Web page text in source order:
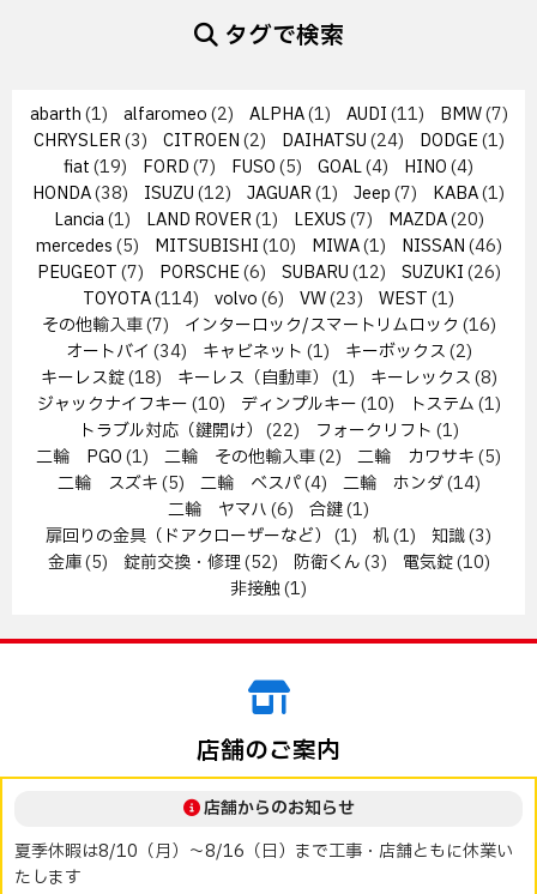
タグで検索
abarth(1) alfaromeo(2) ALPHA(1) AUDI(11) BMW(7)
CHRYSLER(3) CITROEN(2) DAIHATSU(24) DODGE(1)
fiat(19) FORD(7) FUSO(5) GOAL(4) HINO(4)
HONDA(38) ISUZU(12) JAGUAR(1) Jeep(7) KABA(1)
Lancia(1) LAND ROVER(1) LEXUS(7) MAZDA(20)
mercedes(5) MITSUBISHI(10) MIWA(1) NISSAN(46)
PEUGEOT(7) PORSCHE(6) SUBARU(12) SUZUKI(26)
TOYOTA(114) volvo(6) VW(23) WEST(1)
その他輸入車(7) インターロック/スマートリムロック (16)
オートバイ (34) キャビネット (1) キーボックス(2)
キーレス錠(18) キーレス（自動車） (1) キーレックス(8)
ジャックナイフキー(10) ディンプルキー(10) トステム(1)
トラブル対応（鍵開け） (22) フォークリフト (1)
二輪 PGO(1) 二輪 その他輸入車(2) 二輪 カワサキ(5)
二輪 スズキ(5) 二輪 ベスパ(4) 二輪 ホンダ(14)
二輪 ヤマハ(6) 合鍵(1)
扉回りの金具（ドアクローザーなど） (1) 机(1) 知識(3)
金庫(5) 錠前交換・修理(52) 防衛くん(3) 電気錠(10)
非接触(1)
店舗のご案内
店舗からのお知らせ
夏季休暇は8/10（月）～8/16（日）まで工事・店舗ともに休業い
たします